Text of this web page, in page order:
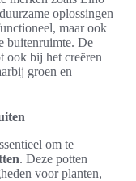
oplossingen
maar ook
buitenruimte. De
ook bij het creëren
groen en
om te
. Deze potten
voor planten,